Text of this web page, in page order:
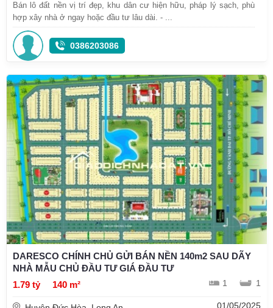
Bán lô đất nền vị trí đẹp, khu dân cư hiện hữu, pháp lý sạch, phù
hợp xây nhà ở ngay hoặc đầu tư lâu dài. - ...
0386203086
DARESCO CHÍNH CHỦ GỬI BÁN NỀN 140m2 SAU DÃY
NHÀ MẪU CHỦ ĐẦU TƯ GIÁ ĐẦU TƯ
1.79 tỷ
140 m² 1 1
01/05/2025